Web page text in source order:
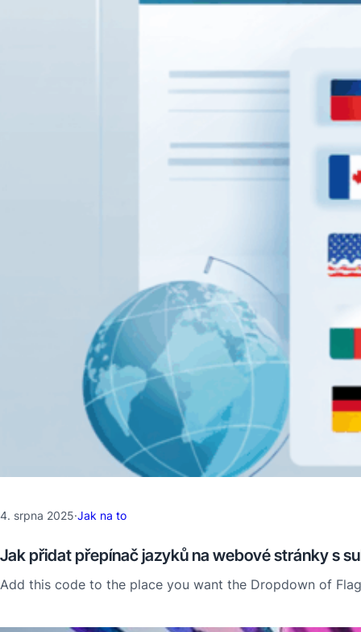
4. srpna 2025·Jak na to
Jak přidat přepínač jazyků na webové stránky s
Add this code to the place you want the Dropdown of